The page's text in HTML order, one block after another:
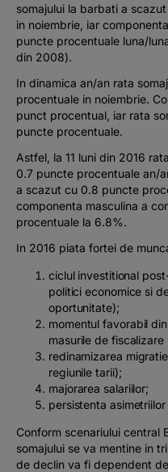
somajului la barbati a
in noiembrie, iar
puncte procentuale luna/
din 2008).
In dinamica an/an rata
procentuale in noiembrie.
punct procentual, iar rata
puncte procentuale.
Astfel, la 11 luni din 2016
0.7 puncte procentuale an/
a scazut cu 0.8 puncte
componenta masculina a
procentuale la 6.8%.
In 2016 piata fortei de
ciclul investitional
politici economice si
oportunitate);
momentul favorabil
masurile de
redinamizarea
regiunile tarii);
majorarea salariilor;
persistenta
Conform scenariului central
somajului se va mentine in
de declin va fi dependent